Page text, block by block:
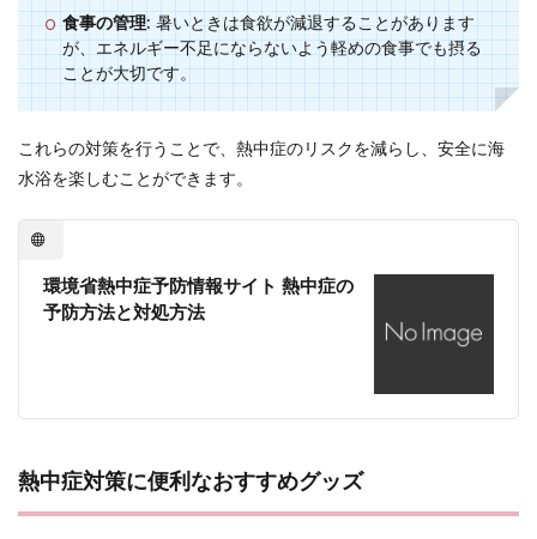
食事の管理: 暑いときは食欲が減退することがあります
が、エネルギー不足にならないよう軽めの食事でも摂る
ことが大切です。
これらの対策を行うことで、熱中症のリスクを減らし、安全に海
水浴を楽しむことができます。
環境省熱中症予防情報サイト 熱中症の
予防方法と対処方法
熱中症対策に便利なおすすめグッズ